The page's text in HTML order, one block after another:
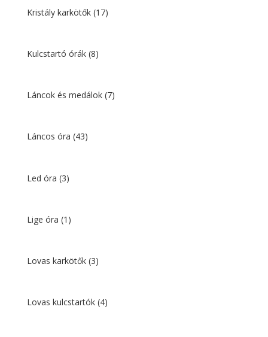
Kristály karkötők (17)
Kulcstartó órák (8)
Láncok és medálok (7)
Láncos óra (43)
Led óra (3)
Lige óra (1)
Lovas karkötők (3)
Lovas kulcstartók (4)